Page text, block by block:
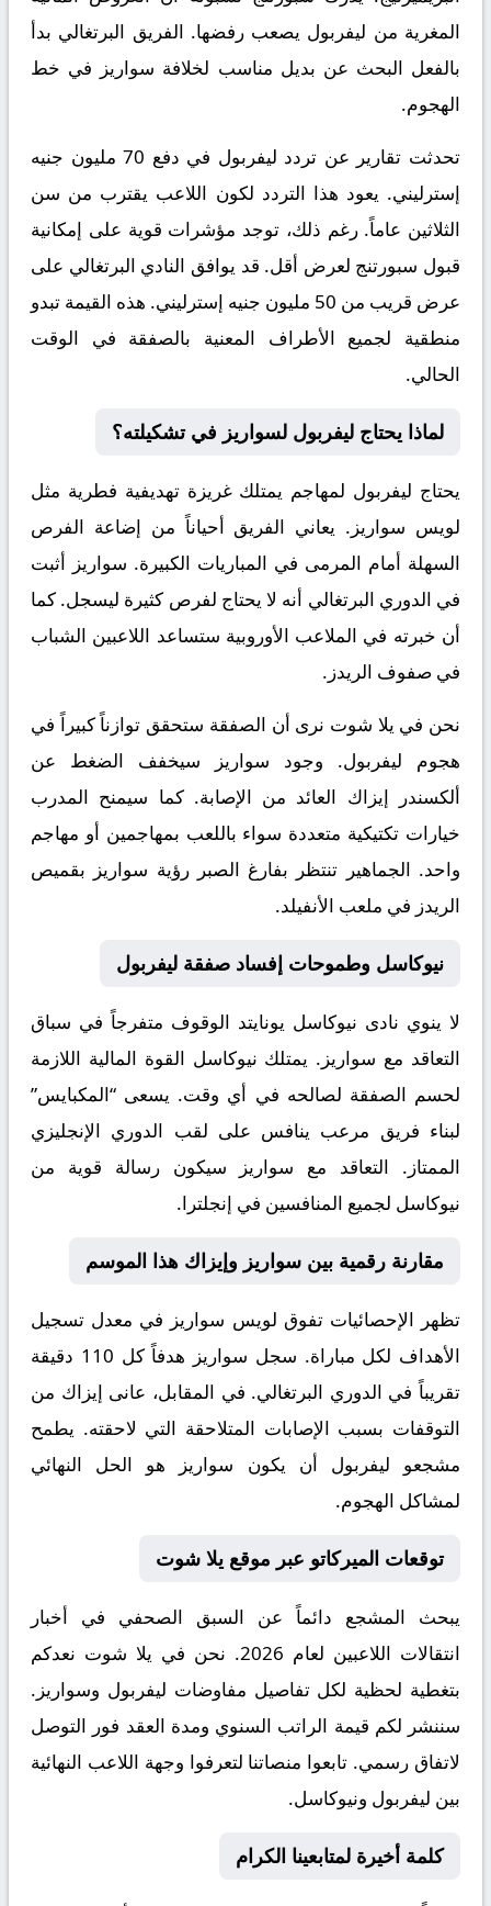
المغرية من ليفربول يصعب رفضها. الفريق البرتغالي بدأ
بالفعل البحث عن بديل مناسب لخلافة سواريز في خط
الهجوم.
تحدثت تقارير عن تردد ليفربول في دفع 70 مليون جنيه
إسترليني. يعود هذا التردد لكون اللاعب يقترب من سن
الثلاثين عاماً. رغم ذلك، توجد مؤشرات قوية على إمكانية
قبول سبورتنج لعرض أقل. قد يوافق النادي البرتغالي على
عرض قريب من 50 مليون جنيه إسترليني. هذه القيمة تبدو
منطقية لجميع الأطراف المعنية بالصفقة في الوقت
الحالي.
لماذا يحتاج ليفربول لسواريز في تشكيلته؟
يحتاج ليفربول لمهاجم يمتلك غريزة تهديفية فطرية مثل
لويس سواريز. يعاني الفريق أحياناً من إضاعة الفرص
السهلة أمام المرمى في المباريات الكبيرة. سواريز أثبت
في الدوري البرتغالي أنه لا يحتاج لفرص كثيرة ليسجل. كما
أن خبرته في الملاعب الأوروبية ستساعد اللاعبين الشباب
في صفوف الريدز.
نحن في يلا شوت نرى أن الصفقة ستحقق توازناً كبيراً في
هجوم ليفربول. وجود سواريز سيخفف الضغط عن
ألكسندر إيزاك العائد من الإصابة. كما سيمنح المدرب
خيارات تكتيكية متعددة سواء باللعب بمهاجمين أو مهاجم
واحد. الجماهير تنتظر بفارغ الصبر رؤية سواريز بقميص
الريدز في ملعب الأنفيلد.
نيوكاسل وطموحات إفساد صفقة ليفربول
لا ينوي نادى نيوكاسل يونايتد الوقوف متفرجاً في سباق
التعاقد مع سواريز. يمتلك نيوكاسل القوة المالية اللازمة
لحسم الصفقة لصالحه في أي وقت. يسعى “المكبايس”
لبناء فريق مرعب ينافس على لقب الدوري الإنجليزي
الممتاز. التعاقد مع سواريز سيكون رسالة قوية من
نيوكاسل لجميع المنافسين في إنجلترا.
مقارنة رقمية بين سواريز وإيزاك هذا الموسم
تظهر الإحصائيات تفوق لويس سواريز في معدل تسجيل
الأهداف لكل مباراة. سجل سواريز هدفاً كل 110 دقيقة
تقريباً في الدوري البرتغالي. في المقابل، عانى إيزاك من
التوقفات بسبب الإصابات المتلاحقة التي لاحقته. يطمح
مشجعو ليفربول أن يكون سواريز هو الحل النهائي
لمشاكل الهجوم.
توقعات الميركاتو عبر موقع يلا شوت
يبحث المشجع دائماً عن السبق الصحفي في أخبار
انتقالات اللاعبين لعام 2026. نحن في يلا شوت نعدكم
بتغطية لحظية لكل تفاصيل مفاوضات ليفربول وسواريز.
سننشر لكم قيمة الراتب السنوي ومدة العقد فور التوصل
لاتفاق رسمي. تابعوا منصاتنا لتعرفوا وجهة اللاعب النهائية
بين ليفربول ونيوكاسل.
كلمة أخيرة لمتابعينا الكرام